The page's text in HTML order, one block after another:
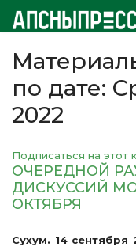
по дате:
2022
Подписаться на этот
ОЧЕРЕДНОЙ
ДИСКУССИЙ
ОКТЯБРЯ
Сухум. 14 сентября